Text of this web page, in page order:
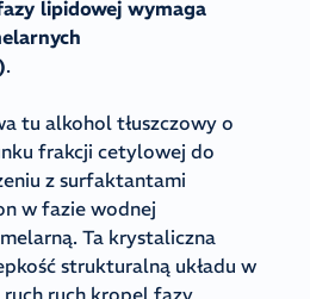
lipidowej wymaga
.
tu alkohol tłuszczowy o
frakcji cetylowej do
z surfaktantami
w fazie wodnej
Ta krystaliczna
strukturalną układu w